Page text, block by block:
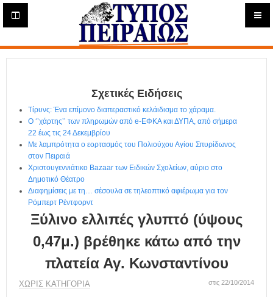
Η
ε
ρ
Σχετικές Ειδήσεις
Τίρυνς: Ένα επίμονο διαπεραστικό κελάιδισμα το χάραμα.
Ο ‘’χάρτης’’ των πληρωμών από e-ΕΦΚΑ και ΔΥΠΑ, από σήμερα
22 έως τις 24 Δεκεμβρίου
Με λαμπρότητα ο εορτασμός του Πολιούχου Αγίου Σπυρίδωνος
στον Πειραιά
Χριστουγεννιάτικο Bazaar των Ειδικών Σχολείων, αύριο στο
Δημοτικό Θέατρο
Διαφημίσεις με τη… σέσουλα σε τηλεοπτικό αφιέρωμα για τον
Ρόμπερτ Ρέντφορντ
Ξύλινο ελλιπές γλυπτό (ύψους
0,47μ.) βρέθηκε κάτω από την
πλατεία Αγ. Κωνσταντίνου
ΧΩΡΊΣ ΚΑΤΗΓΟΡΊΑ στις 22/10/2014